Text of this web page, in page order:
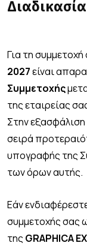
Για τη
2027είναι
Συμμετοχής
της εταιρείας
Στην
σειρά
υπογραφής της
των όρων αυτής.
Εάν
συμμετοχής σας
της GRAPHICA